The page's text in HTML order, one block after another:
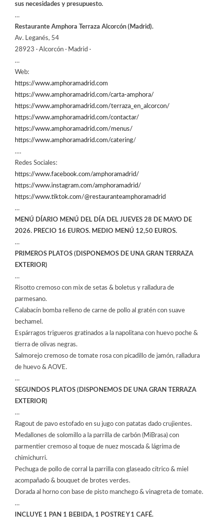
sus necesidades y presupuesto.
…
Restaurante Amphora Terraza Alcorcón (Madrid).
Av. Leganés, 54
28923 · Alcorcón · Madrid ·
…
Web:
https://www.amphoramadrid.com
https://www.amphoramadrid.com/carta-amphora/
https://www.amphoramadrid.com/terraza_en_alcorcon/
https://www.amphoramadrid.com/contactar/
https://www.amphoramadrid.com/menus/
https://www.amphoramadrid.com/catering/
….
Redes Sociales:
https://www.facebook.com/amphoramadrid/
https://www.instagram.com/amphoramadrid/
https://www.tiktok.com/@restauranteamphoramadrid
…
MENÚ DÍARIO MENÚ DEL DÍA DEL JUEVES 28 DE MAYO DE
2026. PRECIO 16 EUROS. MEDIO MENÚ 12,50 EUROS.
…
PRIMEROS PLATOS (DISPONEMOS DE UNA GRAN TERRAZA
EXTERIOR)
…
Risotto cremoso con mix de setas & boletus y ralladura de
parmesano.
Calabacín bomba relleno de carne de pollo al gratén con suave
bechamel.
Espárragos trigueros gratinados a la napolitana con huevo poche &
tierra de olivas negras.
Salmorejo cremoso de tomate rosa con picadillo de jamón, ralladura
de huevo & AOVE.
…
SEGUNDOS PLATOS (DISPONEMOS DE UNA GRAN TERRAZA
EXTERIOR)
…
Ragout de pavo estofado en su jugo con patatas dado crujientes.
Medallones de solomillo a la parrilla de carbón (MiBrasa) con
parmentier cremoso al toque de nuez moscada & lágrima de
chimichurri.
Pechuga de pollo de corral la parrilla con glaseado cítrico & miel
acompañado & bouquet de brotes verdes.
Dorada al horno con base de pisto manchego & vinagreta de tomate.
…
INCLUYE 1 PAN 1 BEBIDA, 1 POSTRE Y 1 CAFÉ.